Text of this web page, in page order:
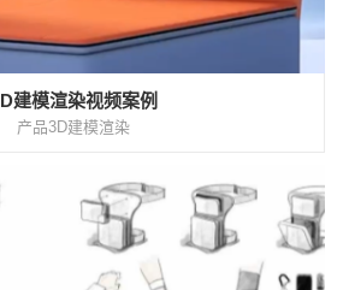
建模渲染视频案例
产品3D建模渲染